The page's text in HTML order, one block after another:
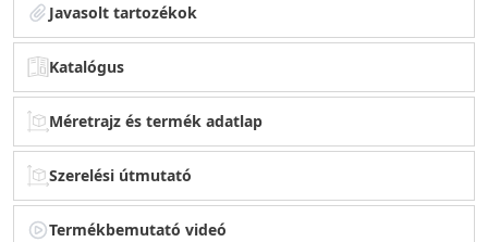
Javasolt tartozékok
Katalógus
Méretrajz és termék adatlap
Szerelési útmutató
Termékbemutató videó